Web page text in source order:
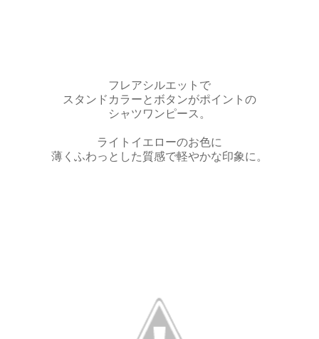
フレアシルエットで
スタンドカラーとボタンがポイントの
シャツワンピース。
ライトイエローのお色に
薄くふわっとした質感で軽やかな印象に。